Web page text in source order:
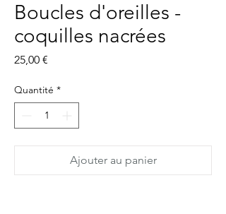
Boucles d'oreilles -
coquilles nacrées
25,00 €
Quantité *
Ajouter au panier